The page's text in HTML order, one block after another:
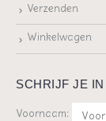
Verzenden
Winkelwagen
SCHRIJF JE
Voornaam: